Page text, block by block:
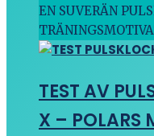
EN SUVERÄN
TEST AV
X – POLARS